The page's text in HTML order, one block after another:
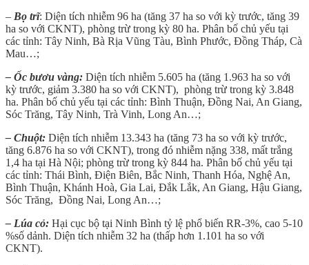
– Bọ trĩ: Diện tích nhiễm 96 ha (tăng 37 ha so với kỳ trước, tăng 39
ha so với CKNT), phòng trừ trong kỳ 80 ha. Phân bố chủ yếu tại
các tỉnh: Tây Ninh, Bà Rịa Vũng Tàu, Bình Phước, Đồng Tháp, Cà
Mau…;
– Ốc bươu vàng: Diện tích nhiễm 5.605 ha (tăng 1.963 ha so với
kỳ trước, giảm 3.380 ha so với CKNT), phòng trừ trong kỳ 3.848
ha. Phân bố chủ yếu tại các tỉnh: Bình Thuận, Đồng Nai, An Giang,
Sóc Trăng, Tây Ninh, Trà Vinh, Long An…;
– Chuột: Diện tích nhiễm 13.343 ha (tăng 73 ha so với kỳ trước,
tăng 6.876 ha so với CKNT), trong đó nhiễm nặng 338, mất trắng
1,4 ha tại Hà Nội; phòng trừ trong kỳ 844 ha. Phân bố chủ yếu tại
các tỉnh: Thái Bình, Điện Biên, Bắc Ninh, Thanh Hóa, Nghệ An,
Bình Thuận, Khánh Hoà, Gia Lai, Đắk Lắk, An Giang, Hậu Giang,
Sóc Trăng, Đồng Nai, Long An…;
– Lúa cỏ: Hại cục bộ tại Ninh Bình tỷ lệ phổ biến RR-3%, cao 5-10
%số dảnh. Diện tích nhiễm 32 ha (thấp hơn 1.101 ha so với
CKNT).